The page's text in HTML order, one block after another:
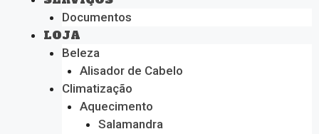
Documentos
LOJA
Beleza
Alisador de Cabelo
Climatização
Aquecimento
Salamandra